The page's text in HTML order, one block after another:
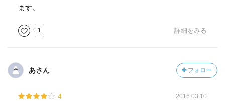
ます。
1 詳細をみる
あさん フォロー
4 2016.03.10